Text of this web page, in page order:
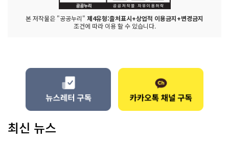
본 저작물은 "공공누리" 제4유형:출처표시+상업적 이용금지+변경금지
조건에 따라 이용 할 수 있습니다.
최신 뉴스